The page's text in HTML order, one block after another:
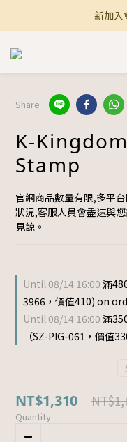
🚚
新加入
Share
K-
Stamp
官網商品數量有限,多平
狀況,客服人員會盡速與
見諒。
Until 08/14 16:00 滿
3966，價值410) on
Until 08/14 16:00 滿
（SZ-PIG-061，價值
NT$1,310
Quantity